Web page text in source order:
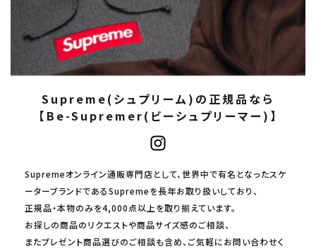
Supreme(シュプリーム)の正規品なら
【Be-Supremer(ビーシュプリーマー)】
Supremeオンライン通販専門店として、世界中で有名となったスケ
ーターブランドであるSupremeを長年お取り扱いしており、
正規品・本物のみを4,000点以上を取り揃えています。
お探しの商品のリクエストや商品サイズ感のご相談、
またプレゼント商品選びのご相談も含め、ご気軽にお問い合わせく